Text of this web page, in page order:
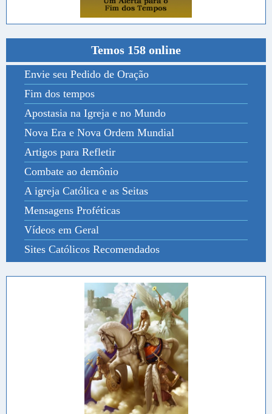
Temos 158 online
Envie seu Pedido de Oração
Fim dos tempos
Apostasia na Igreja e no Mundo
Nova Era e Nova Ordem Mundial
Artigos para Refletir
Combate ao demônio
A igreja Católica e as Seitas
Mensagens Proféticas
Vídeos em Geral
Sites Católicos Recomendados